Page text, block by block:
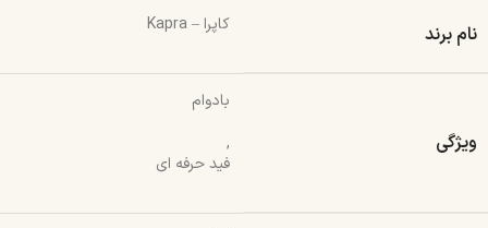
نام برند کاپرا – Kapra
ویژگی
بادوام
,
فید حرفه ای